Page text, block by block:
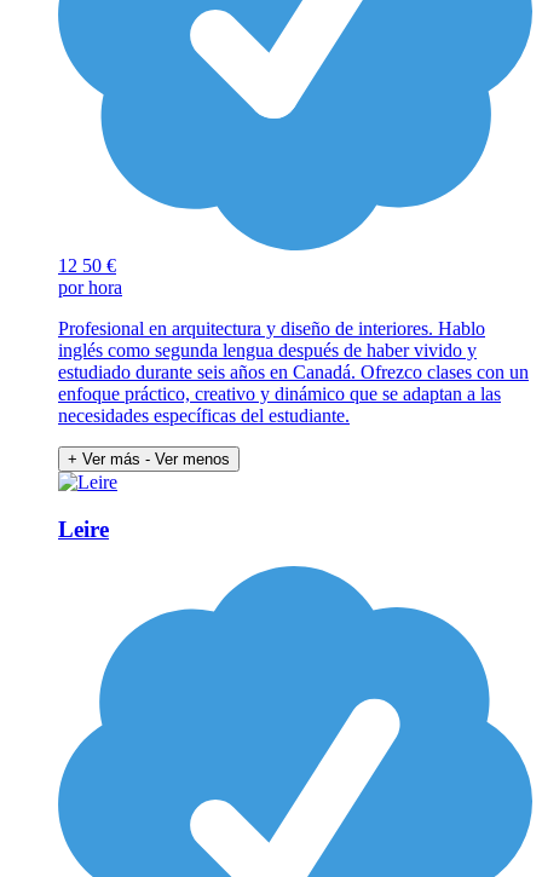
12 50 €
por hora
Profesional en arquitectura y diseño de interiores. Hablo
inglés como segunda lengua después de haber vivido y
estudiado durante seis años en Canadá. Ofrezco clases con un
enfoque práctico, creativo y dinámico que se adaptan a las
necesidades específicas del estudiante.
+ Ver más - Ver menos
Leire